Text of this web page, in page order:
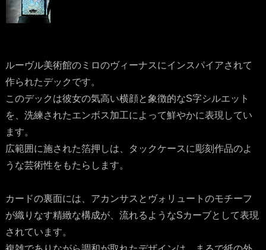
ルーヴル美術館のミロのヴィーナスにインスパイアされて
作られたデックです。
このデックは彼女の気高い横顔と象徴的なS字シルエット
を、洗練されたエンボス加工によって鮮やかに表現してい
ます。
広範囲に施された箔押しは、タックケースに彫刻作品のよ
うな芸術性をもたらします。
カードの裏面には、アカンサスとヴォリュートのモチーフ
が織りなす精緻な構成が、流れるようなSカーブとして表現
されています。